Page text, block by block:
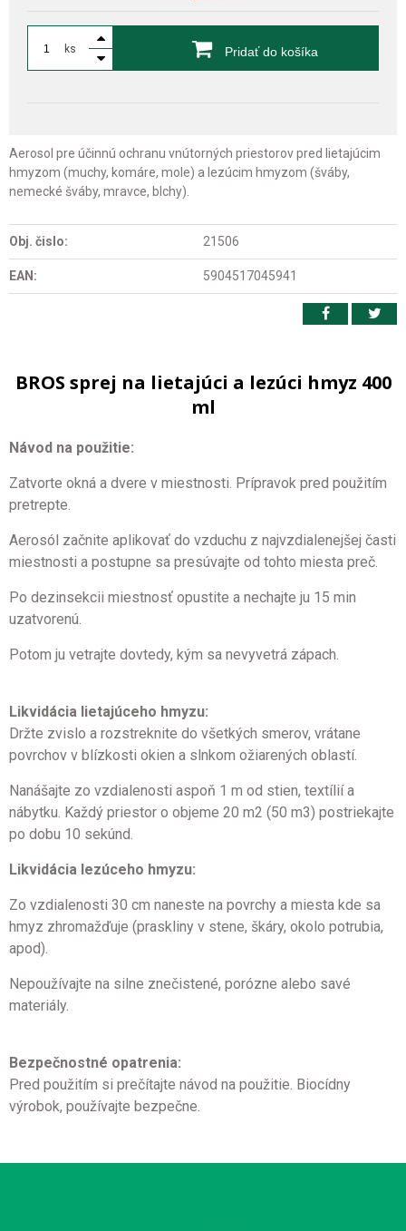
ks Pridať do košíka
Aerosol pre účinnú ochranu vnútorných priestorov pred lietajúcim
hmyzom (muchy, komáre, mole) a lezúcim hmyzom (šváby,
nemecké šváby, mravce, blchy).
Obj. čislo: 21506
EAN: 5904517045941
BROS sprej na lietajúci a lezúci hmyz 400
ml
Návod na použitie:
Zatvorte okná a dvere v miestnosti. Prípravok pred použitím
pretrepte.
Aerosól začnite aplikovať do vzduchu z najvzdialenejšej časti
miestnosti a postupne sa presúvajte od tohto miesta preč.
Po dezinsekcii miestnosť opustite a nechajte ju 15 min
uzatvorenú.
Potom ju vetrajte dovtedy, kým sa nevyvetrá zápach.
Likvidácia lietajúceho hmyzu:
Držte zvislo a rozstreknite do všetkých smerov, vrátane
povrchov v blízkosti okien a slnkom ožiarených oblastí.
Nanášajte zo vzdialenosti aspoň 1 m od stien, textílií a
nábytku. Každý priestor o objeme 20 m2 (50 m3) postriekajte
po dobu 10 sekúnd.
Likvidácia lezúceho hmyzu:
Zo vzdialenosti 30 cm naneste na povrchy a miesta kde sa
hmyz zhromažďuje (praskliny v stene, škáry, okolo potrubia,
apod).
Nepoužívajte na silne znečistené, porózne alebo savé
materiály.
Bezpečnostné opatrenia:
Pred použitím si prečítajte návod na použitie. Biocídny
výrobok, používajte bezpečne.